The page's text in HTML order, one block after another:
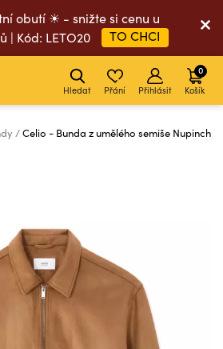
obutí ☀ - snižte si cenu u
| Kód: LETO20
TO CHCI
Hledat Přání Přihlásit Košík
0
Celio - Bunda z umělého semiše Nupinch